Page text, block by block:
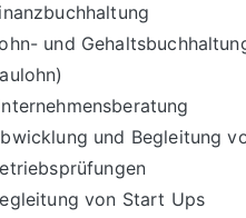
und
und Begleitung
von Start Ups